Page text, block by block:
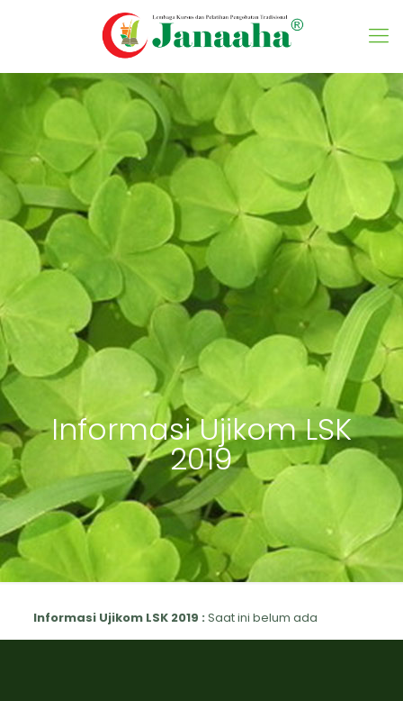
Informasi Ujikom LSK
2019
Informasi Ujikom LSK 2019 : Saat ini belum ada